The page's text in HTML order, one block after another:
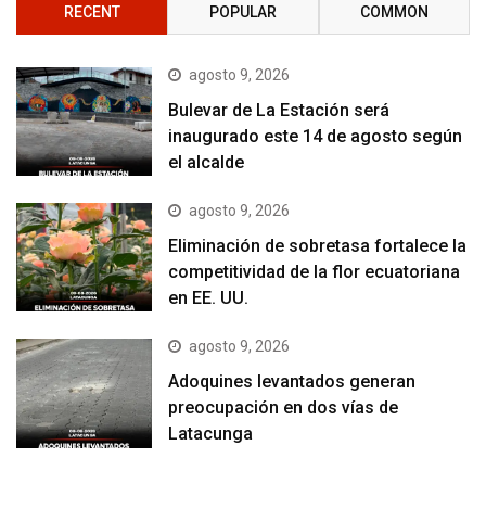
RECENT POPULAR COMMON
agosto 9, 2026
Bulevar de La Estación será
inaugurado este 14 de agosto según
el alcalde
agosto 9, 2026
Eliminación de sobretasa fortalece la
competitividad de la flor ecuatoriana
en EE. UU.
agosto 9, 2026
Adoquines levantados generan
preocupación en dos vías de
Latacunga